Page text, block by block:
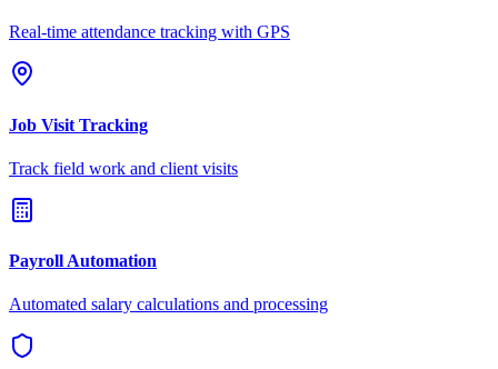
Real-time attendance tracking with GPS
Job Visit Tracking
Track field work and client visits
Payroll Automation
Automated salary calculations and processing